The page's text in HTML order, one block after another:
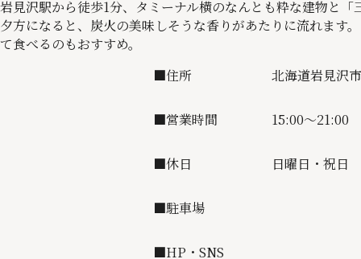
岩見沢駅から徒歩1分、タミーナル横のなんとも粋な建物と「
夕方になると、炭火の美味しそうな香りがあたりに流れます
て食べるのもおすすめ。
■住所
北海道岩見沢
■営業時間 15:00～21:00
■休日 日曜日・祝日
■駐車場
■HP・SNS